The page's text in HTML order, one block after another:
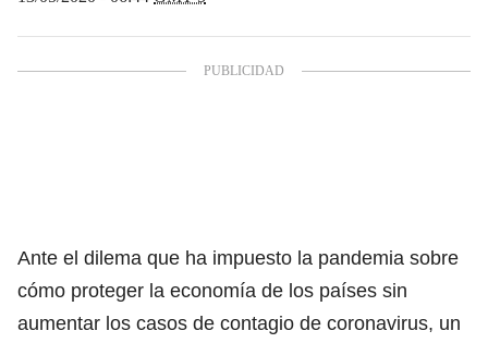
Ante el dilema que ha impuesto la pandemia sobre
cómo proteger la economía de los países sin
aumentar los casos de contagio de coronavirus, un